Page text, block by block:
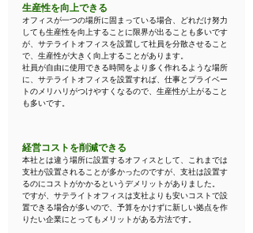
生産性を向上できる
オフィスが一つの場所に固まっている場合、どれだけ努力
しても生産性を向上することに限界が出ることも多いです
が、サテライトオフィスを設置して社員を分散させること
で、生産性が大きく向上することがあります。
社員が自由に使用できる時間をより多く作れるような場所
に、サテライトオフィスを設置すれば、仕事とプライベー
トのメリハリがつけやすくなるので、生産性が上がること
も多いです。
経営コストを削減できる
本社とは違う場所に設置するオフィスとして、これまでは
支社が設置されることが多かったのですが、支社は設置す
るのにコストがかかるというデメリットがありました。
ですが、サテライトオフィスは支社よりも安いコストで設
置できる場合が多いので、予算をかけずに新しい拠点を作
りたい企業にとってもメリットがある方法です。